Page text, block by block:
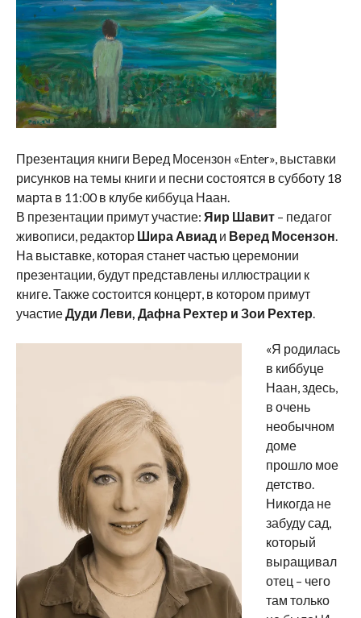
Презентация книги Веред Мосензон «Enter», выставки
рисунков на темы книги и песни состоятся в субботу 18
марта в 11:00 в клубе киббуца Наан.
В презентации примут участие: Яир Шавит– педагог
живописи, редактор Шира Авиади Веред Мосензон.
На выставке, которая станет частью церемонии
презентации, будут представлены иллюстрации к
книге. Также состоится концерт, в котором примут
участиеДуди Леви, Дафна Рехтер и Зои Рехтер.
«Я родилась
в киббуце
Наан, здесь,
в очень
необычном
доме
прошло мое
детство.
Никогда не
забуду сад,
который
выращивал
отец – чего
там только